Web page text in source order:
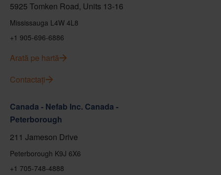
5925 Tomken Road, Units 13-16
Mississauga L4W 4L8
+1 905-696-6886
Arată pe hartă
Contactați
Canada - Nefab Inc. Canada -
Peterborough
211 Jameson Drive
Peterborough K9J 6X6
+1 705-748-4888